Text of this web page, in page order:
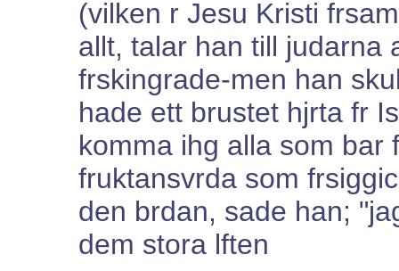
(vilken r Jesu Kristi
allt, talar han till judarna
frskingrade-men han
hade ett brustet hjrta fr
komma ihg alla som bar
fruktansvrda som
den brdan, sade han;
dem stora lften